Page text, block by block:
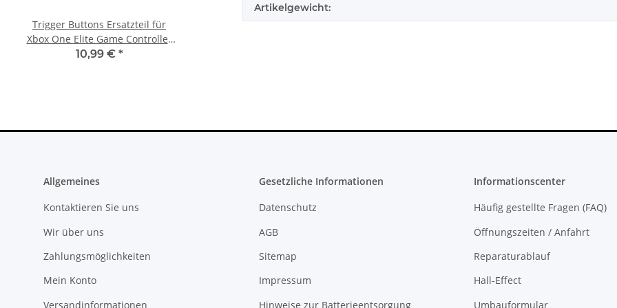
Artikelgewicht:
Trigger Buttons Ersatzteil für
Xbox One Elite Game Controller
Silber
10,99 € *
Allgemeines
Kontaktieren Sie uns
Wir über uns
Zahlungsmöglichkeiten
Mein Konto
Versandinformationen
Gesetzliche Informationen
Datenschutz
AGB
Sitemap
Impressum
Hinweise zur Batterieentsorgung
Informationscenter
Häufig gestellte Fragen (FAQ)
Öffnungszeiten / Anfahrt
Reparaturablauf
Hall-Effect
Umbauformular